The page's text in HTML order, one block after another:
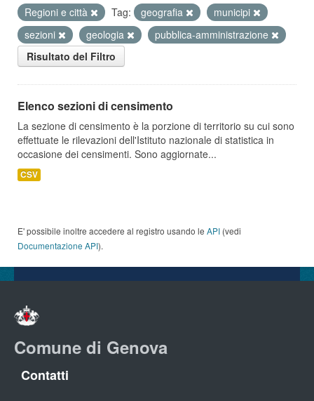
Regioni e città
Tag: geografia
municipi
sezioni
geologia
pubblica-amministrazione
Risultato del Filtro
Elenco sezioni di censimento
La sezione di censimento è la porzione di territorio su cui sono
effettuate le rilevazioni dell'Istituto nazionale di statistica in
occasione dei censimenti. Sono aggiornate...
CSV
E' possibile inoltre accedere al registro usando le API (vedi
Documentazione API).
Comune di Genova
Contatti